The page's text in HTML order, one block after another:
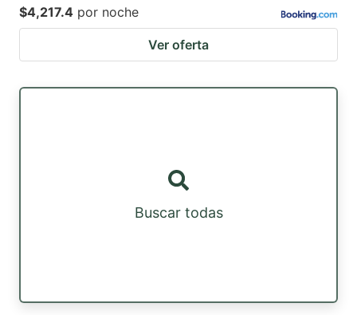
$4,217.4 por noche
Ver oferta
Buscar todas